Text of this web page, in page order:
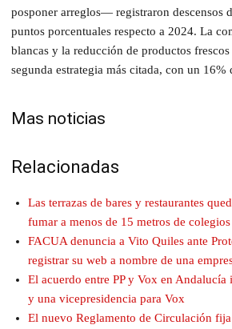
posponer arreglos— registraron descensos
puntos porcentuales respecto a 2024. La
blancas y la reducción de productos
segunda estrategia más citada, con un 16%
Mas noticias
Relacionadas
Las terrazas de bares y restaurantes
fumar a menos de 15 metros de
FACUA denuncia a Vito Quiles ante
registrar su web a nombre de una
El acuerdo entre PP y Vox en
y una vicepresidencia para Vox
El nuevo Reglamento de Circulación